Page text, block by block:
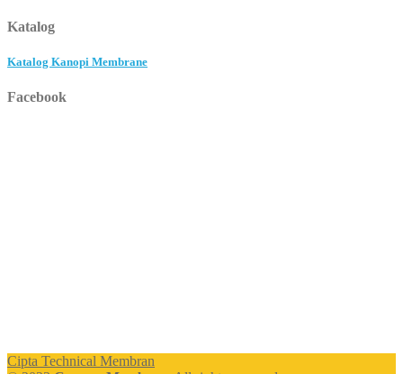
Katalog
Katalog Kanopi Membrane
Facebook
Cipta Technical Membran